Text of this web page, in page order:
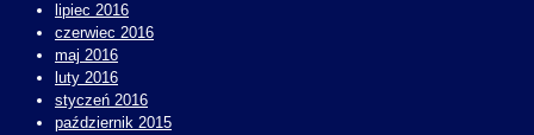
lipiec 2016
czerwiec 2016
maj 2016
luty 2016
styczeń 2016
październik 2015